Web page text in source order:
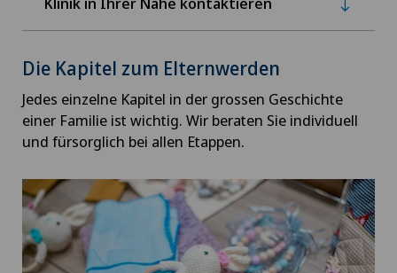
Die Kapitel zum Elternwerden
Jedes einzelne Kapitel in der grossen Geschichte
einer Familie ist wichtig. Wir beraten Sie individuell
und fürsorglich bei allen Etappen.